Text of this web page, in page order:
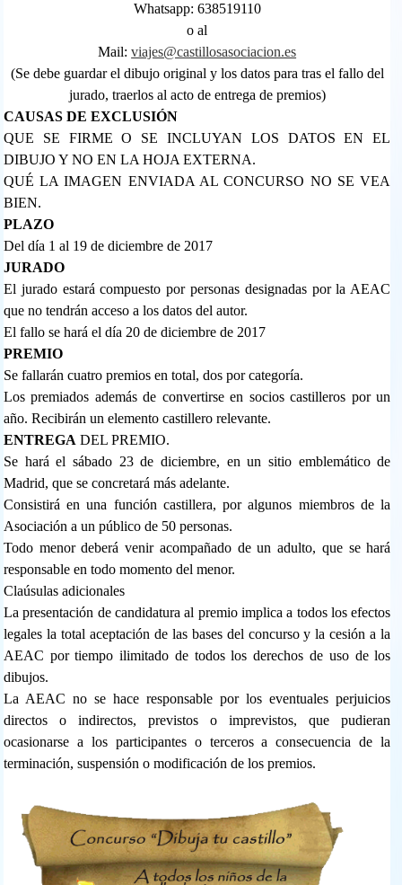
Whatsapp: 638519110
o al
Mail:viajes@castillosasociacion.es
(Se debe guardar el dibujo original y los datos para tras el fallo del
jurado, traerlos al acto de entrega de premios)
CAUSAS DE EXCLUSIÓN
QUE SE FIRME O SE INCLUYAN LOS DATOS EN EL
DIBUJO Y NO EN LA HOJA EXTERNA.
QUÉ LA IMAGEN ENVIADA AL CONCURSO NO SE VEA
BIEN.
PLAZO
Del día 1 al 19 de diciembre de 2017
JURADO
El jurado estará compuesto por personas designadas por la AEAC
que no tendrán acceso a los datos del autor.
El fallo se hará el día 20 de diciembre de 2017
PREMIO
Se fallarán cuatro premios en total, dos por categoría.
Los premiados además de convertirse en socios castilleros por un
año. Recibirán un elemento castillero relevante.
ENTREGA DEL PREMIO.
Se hará el sábado 23 de diciembre, en un sitio emblemático de
Madrid, que se concretará más adelante.
Consistirá en una función castillera, por algunos miembros de la
Asociación a un público de 50 personas.
Todo menor deberá venir acompañado de un adulto, que se hará
responsable en todo momento del menor.
Claúsulas adicionales
La presentación de candidatura al premio implica a todos los efectos
legales la total aceptación de las bases del concurso y la cesión a la
AEAC por tiempo ilimitado de todos los derechos de uso de los
dibujos.
La AEAC no se hace responsable por los eventuales perjuicios
directos o indirectos, previstos o imprevistos, que pudieran
ocasionarse a los participantes o terceros a consecuencia de la
terminación, suspensión o modificación de los premios.
dibuja_tu_castillo.gif